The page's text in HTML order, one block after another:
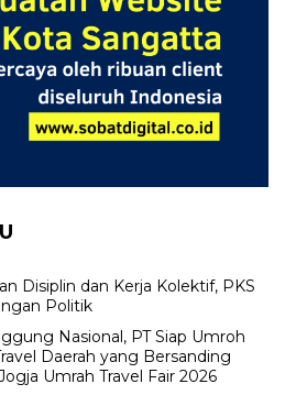
Disiplin dan Kerja Kolektif, PKS
Politik
Nasional, PT Siap Umroh
Daerah yang Bersanding
Umrah Travel Fair 2026